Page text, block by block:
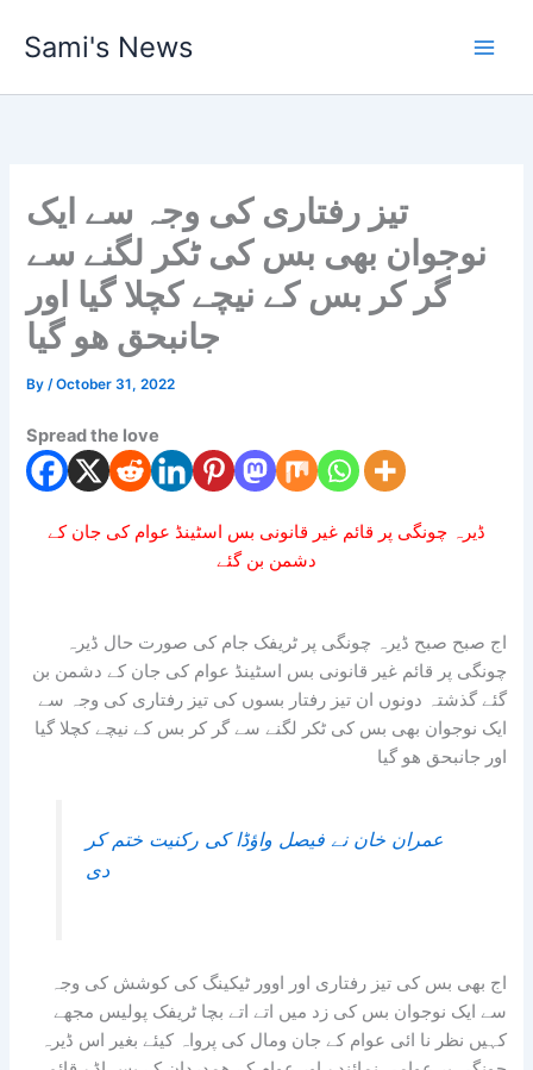
Sami's News
تیز رفتاری کی وجہ سے ایک
نوجوان بھی بس کی ٹکر لگنے سے
گر کر بس کے نیچے کچلا گیا اور
جانبحق ھو گیا
By/October 31, 2022
Spread the love
ڈیرہ چونگی پر قائم غیر قانونی بس اسٹینڈ عوام کی جان کے
دشمن بن گئے
اج صبح صبح ڈیرہ چونگی پر ٹریفک جام کی صورت حال ڈیرہ
چونگی پر قائم غیر قانونی بس اسٹینڈ عوام کی جان کے دشمن بن
گئے گذشتہ دونوں ان تیز رفتار بسوں کی تیز رفتاری کی وجہ سے
ایک نوجوان بھی بس کی ٹکر لگنے سے گر کر بس کے نیچے کچلا گیا
اور جانبحق ھو گیا
عمران خان نے فیصل واؤڈا کی رکنیت ختم کر
دی
اج بھی بس کی تیز رفتاری اور اوور ٹیکینگ کی کوشش کی وجہ
سے ایک نوجوان بس کی زد میں اتے اتے بچا ٹریفک پولیس مجھے
کہیں نظر نا ائی عوام کے جان ومال کی پرواہ کیئے بغیر اس ڈیرہ